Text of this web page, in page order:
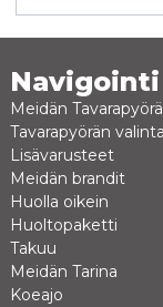
Navigointi
Meidän
Tavarapyörän
Lisävarusteet
Meidän brandit
Huolla oikein
Huoltopaketti
Takuu
Meidän Tarina
Koeajo